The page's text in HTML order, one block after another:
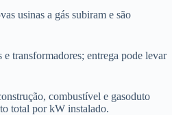
usinas a gás subiram e são
transformadores; entrega pode levar
combustível e gasoduto
total por kW instalado.